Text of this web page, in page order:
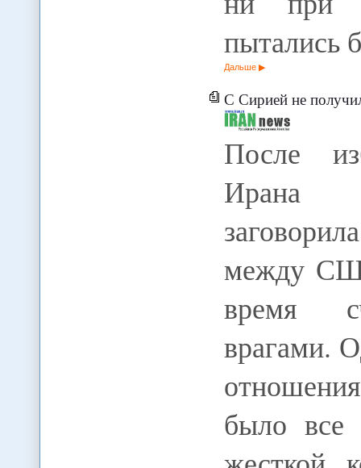
пытались
Дальше
С Сирией не
После
Ирана
между
время
врагами.
было